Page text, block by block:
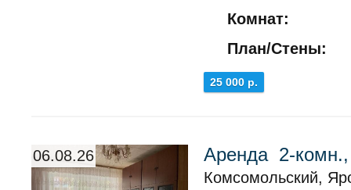
Комнат:
План/Стены:
25 000 р.
06.08.26 Аренда 2-
Комсомольский,